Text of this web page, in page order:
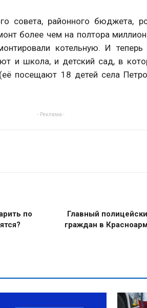
совета, районного бюджета,
более чем на полтора
котельную. И
и школа, и детский сад, в
посещают 18 детей села
- Реклама -
по
Главный
граждан в